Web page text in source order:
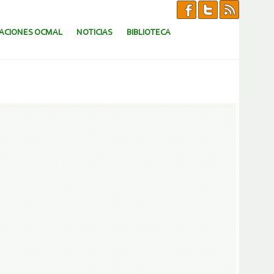
OCMAL NOTICIAS BIBLIOTECA